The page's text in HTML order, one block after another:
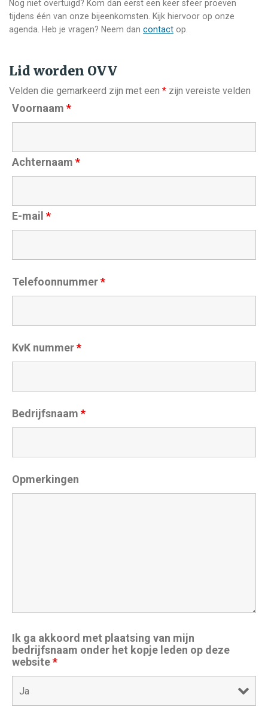
Nog niet overtuigd? Kom dan eerst een keer sfeer proeven
tijdens één van onze bijeenkomsten. Kijk hiervoor op onze
agenda. Heb je vragen? Neem dan contact op.
Lid worden OVV
Velden die gemarkeerd zijn met een * zijn vereiste velden
Voornaam *
Achternaam *
E-mail *
Telefoonnummer*
KvK nummer*
Bedrijfsnaam *
Opmerkingen
Ik ga akkoord met plaatsing van mijn
bedrijfsnaam onder het kopje leden op deze
website*